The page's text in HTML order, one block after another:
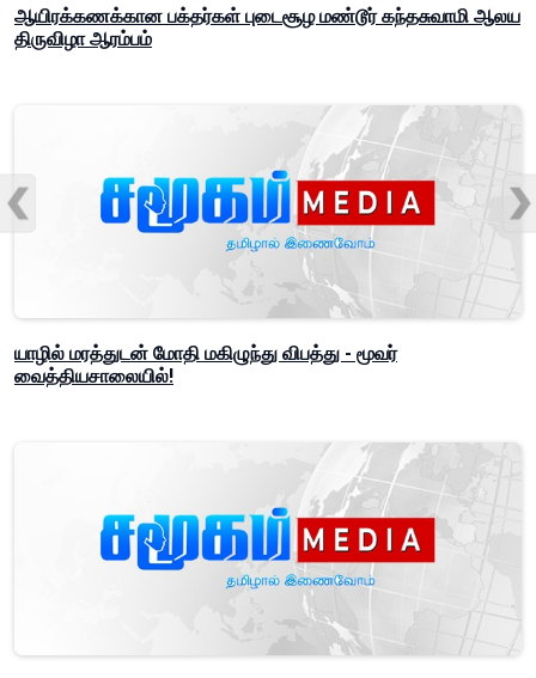
ஆயிரக்கணக்கான பக்தர்கள் புடைசூழ மண்டூர் கந்தசுவாமி ஆலய
திருவிழா ஆரம்பம்
யாழில் மரத்துடன் மோதி மகிழுந்து விபத்து - மூவர்
வைத்தியசாலையில்!